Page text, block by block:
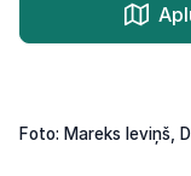
Foto: Mareks Ieviņš,